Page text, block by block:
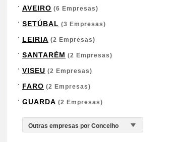
AVEIRO (6 Empresas)
SETÚBAL (3 Empresas)
LEIRIA (2 Empresas)
SANTARÉM (2 Empresas)
VISEU (2 Empresas)
FARO (2 Empresas)
GUARDA (2 Empresas)